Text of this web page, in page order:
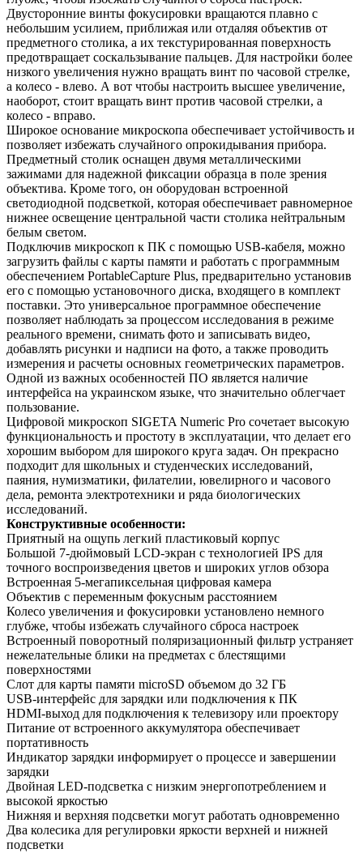
Двусторонние винты фокусировки вращаются плавно с
небольшим усилием, приближая или отдаляя объектив от
предметного столика, а их текстурированная поверхность
предотвращает соскальзывание пальцев. Для настройки более
низкого увеличения нужно вращать винт по часовой стрелке,
а колесо - влево. А вот чтобы настроить высшее увеличение,
наоборот, стоит вращать винт против часовой стрелки, а
колесо - вправо.
Широкое основание микроскопа обеспечивает устойчивость и
позволяет избежать случайного опрокидывания прибора.
Предметный столик оснащен двумя металлическими
зажимами для надежной фиксации образца в поле зрения
объектива. Кроме того, он оборудован встроенной
светодиодной подсветкой, которая обеспечивает равномерное
нижнее освещение центральной части столика нейтральным
белым светом.
Подключив микроскоп к ПК с помощью USB-кабеля, можно
загрузить файлы с карты памяти и работать с программным
обеспечением PortableCapture Plus, предварительно установив
его с помощью установочного диска, входящего в комплект
поставки. Это универсальное программное обеспечение
позволяет наблюдать за процессом исследования в режиме
реального времени, снимать фото и записывать видео,
добавлять рисунки и надписи на фото, а также проводить
измерения и расчеты основных геометрических параметров.
Одной из важных особенностей ПО является наличие
интерфейса на украинском языке, что значительно облегчает
пользование.
Цифровой микроскоп SIGETA Numeric Pro сочетает высокую
функциональность и простоту в эксплуатации, что делает его
хорошим выбором для широкого круга задач. Он прекрасно
подходит для школьных и студенческих исследований,
паяния, нумизматики, филателии, ювелирного и часового
дела, ремонта электротехники и ряда биологических
исследований.
Конструктивные особенности:
Приятный на ощупь легкий пластиковый корпус
Большой 7-дюймовый LCD-экран с технологией IPS для
точного воспроизведения цветов и широких углов обзора
Встроенная 5-мегапиксельная цифровая камера
Объектив с переменным фокусным расстоянием
Колесо увеличения и фокусировки установлено немного
глубже, чтобы избежать случайного сброса настроек
Встроенный поворотный поляризационный фильтр устраняет
нежелательные блики на предметах с блестящими
поверхностями
Слот для карты памяти microSD объемом до 32 ГБ
USB-интерфейс для зарядки или подключения к ПК
HDMI-выход для подключения к телевизору или проектору
Питание от встроенного аккумулятора обеспечивает
портативность
Индикатор зарядки информирует о процессе и завершении
зарядки
Двойная LED-подсветка с низким энергопотреблением и
высокой яркостью
Нижняя и верхняя подсветки могут работать одновременно
Два колесика для регулировки яркости верхней и нижней
подсветки